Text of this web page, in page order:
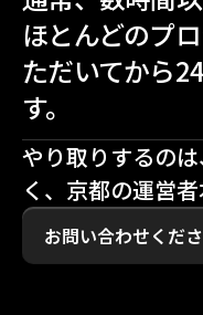
ほとんどのプ
ただいてから
す。
やり取りするの
く、京都の運営者
お問い合わせくだ